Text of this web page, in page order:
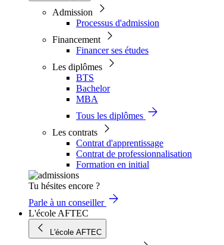
Admission
Processus d'admission
Financement
Financer ses études
Les diplômes
BTS
Bachelor
MBA
Tous les diplômes
Les contrats
Contrat d'apprentissage
Contrat de professionnalisation
Formation en initial
Tu hésites encore ?
Parle à un conseiller
L'école AFTEC
L'école AFTEC